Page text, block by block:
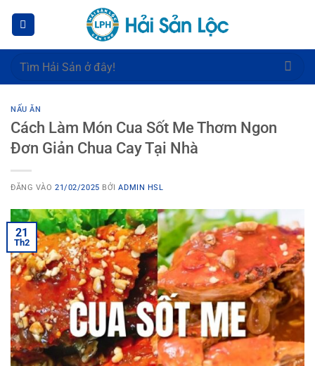
dung
Tìm
NẤU ĂN
Cách Làm Món Cua Sốt Me Thơm Ngon
Đơn Giản Chua Cay Tại Nhà
ĐĂNG VÀO21/02/2025 BỞIADMIN HSL
21
Th2